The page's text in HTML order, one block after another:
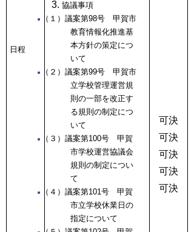
日程
協議事項
（１）議案第98号 甲賀市
教育情報化推進基
本方針の策定につ
いて
（２）議案第99号 甲賀市
立学校管理運営規
則の一部を改正す
る規則の制定につ
いて
（３）議案第100号 甲賀
市学校運営協議会
規則の制定につい
て
（４）議案第101号 甲賀
市立学校休業日の
指定について
可決
可決
可決
可決
可決